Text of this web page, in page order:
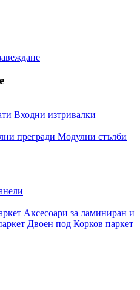
Входни изтривалки
прегради Модулни стълби
Аксесоари за ламиниран и
Двоен под Корков паркет